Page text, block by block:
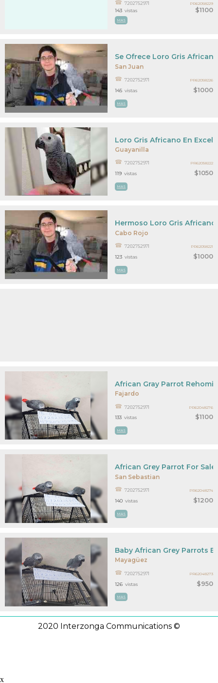
$1100
7202752971
MAS
143 vistas
PR62058229
San Juan
$1000
Se Ofrece Loro Gris Africano
7202752971
MAS
145 vistas
PR62058226
Guayanilla
$1050
Loro Gris Africano En
7202752971
MAS
119 vistas
PR62058222
Cabo Rojo
$1000
Hermoso Loro Gris Africano
7202752971
MAS
123 vistas
PR62058221
Fajardo
$1100
African Gray Parrot
7202752971
MAS
133 vistas
PR62048276
San Sebastian
$1200
African Grey Parrot For Sale
7202752971
MAS
140 vistas
PR62048274
Mayagüez
$950
Baby African Grey Parrots
7202752971
MAS
126 vistas
PR62048273
2020 Interzonga Communications ©
x